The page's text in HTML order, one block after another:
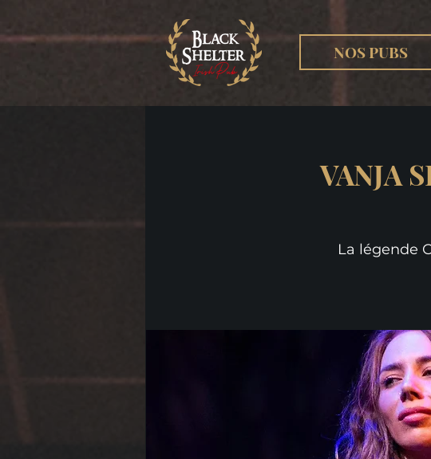
NOS PUBS
VANJA
La légende